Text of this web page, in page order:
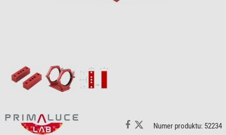
Numer produktu: 52234